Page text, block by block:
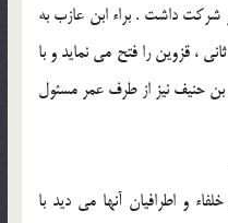
شركت داشت . براء ابن عازب به
، قزوين را فتح مي نمايد و با
حنيف نيز از طرف عمر مسئول
و اطرافيان آنها مي ديد با